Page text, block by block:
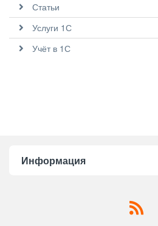
Статьи
Услуги 1С
Учёт в 1С
Информация